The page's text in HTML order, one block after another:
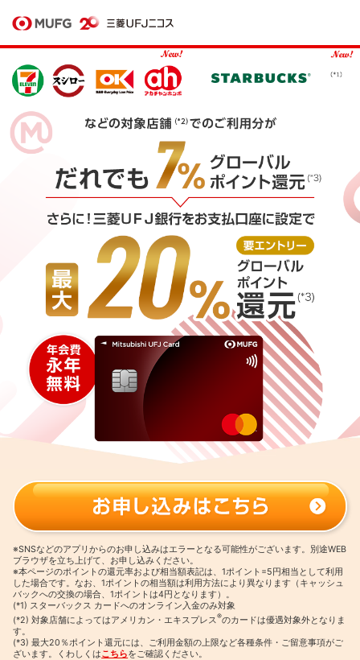
※SNSなどのアプリからのお申し込みはエラーとなる可能性がございます。別途WEB
ブラウザを立ち上げて、お申し込みください。
※本ページのポイントの還元率および相当額表記は、1ポイント=5円相当として利用
した場合です。なお、1ポイントの相当額は利用方法により異なります（キャッシュ
バックへの交換の場合、1ポイントは4円となります）。
(*1) スターバックス カードへのオンライン入金のみ対象
(*2) 対象店舗によってはアメリカン・エキスプレス®のカードは優遇対象外となりま
す。
(*3) 最大20％ポイント還元には、ご利用金額の上限など各種条件・ご留意事項がご
ざいます。くわしくはこちらをご確認ください。